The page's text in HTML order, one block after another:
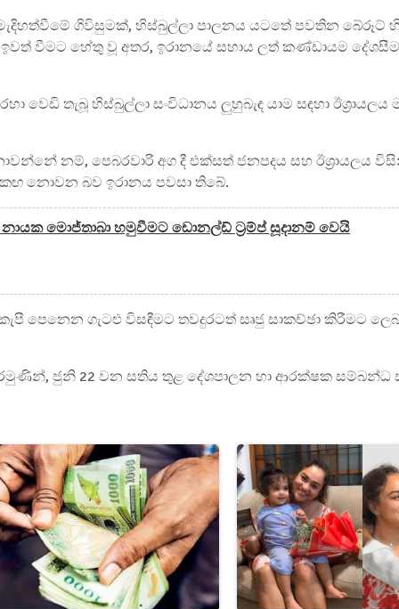
මැදිහත්වීමේ ගිවිසුමක්, හිස්බුල්ලා පාලනය යටතේ පවතින බේරූට්
වීමට හේතු වූ අතර, ඉරානයේ සහාය ලත් කණ්ඩායම දේශසීමා
වෙඩි තැබූ හිස්බුල්ලා සංවිධානය ලුහුබැඳ යාම සඳහා ඊශ්‍රායලය
නම්, පෙබරවාරි අග දී එක්සත් ජනපදය සහ ඊශ්‍රායලය
නොවන බව ඉරානය පවසා තිබේ.
මොජ්තාබා හමුවීමට ඩොනල්ඩ් ට්‍රම්ප් සූදානම් වෙයි
පෙනෙන ගැටළු විසඳීමට තවදුරටත් සෘජු සාකච්ඡා කිරීමට
ජුනි 22 වන සතිය තුළ දේශපාලන හා ආරක්ෂක සම්බන්ධ